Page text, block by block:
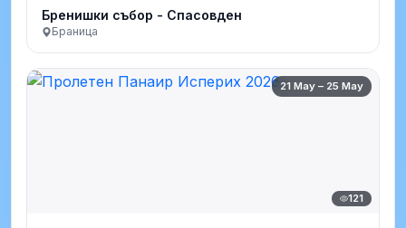
Бренишки събор - Спасовден
Браница
21 May – 25 May
121